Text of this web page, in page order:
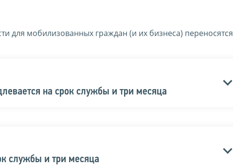
для мобилизованных граждан (и их бизнеса) переносятся
на срок службы и три месяца
службы и три месяца